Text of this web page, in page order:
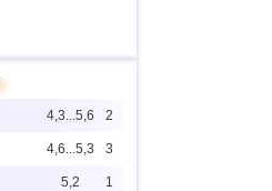
4,3...5,6 2
4,6...5,3 3
5,2 1